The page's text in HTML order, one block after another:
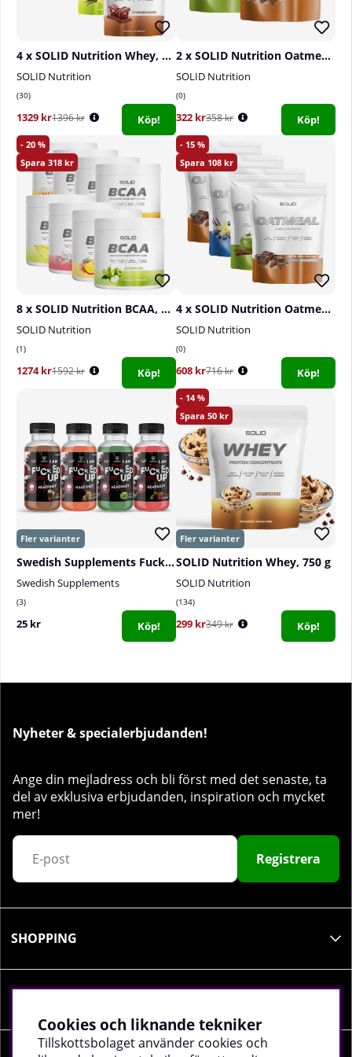
4 x SOLID Nutrition Whey, 750 g
SOLID Nutrition
30
1329 kr1396 kr Köp!
2 x SOLID Nutrition Oatmeal & Protein Mix, 750 g
SOLID Nutrition
0
322 kr358 kr Köp!
20
318
8 x SOLID Nutrition BCAA, 300 g
SOLID Nutrition
1
1274 kr1592 kr Köp!
15
108
4 x SOLID Nutrition Oatmeal & Protein Mix, 750 g
SOLID Nutrition
0
608 kr716 kr Köp!
Swedish Supplements Fucked Up Shot, 100 ml
Swedish Supplements
3
25 kr Köp!
14
50
SOLID Nutrition Whey, 750 g
SOLID Nutrition
134
299 kr349 kr Köp!
Nyheter & specialerbjudanden!
Ange din mejladress och bli först med det senaste, ta
del av exklusiva erbjudanden, inspiration och mycket
mer!
Registrera
SHOPPING
Cookies och liknande tekniker
Tillskottsbolaget använder cookies och